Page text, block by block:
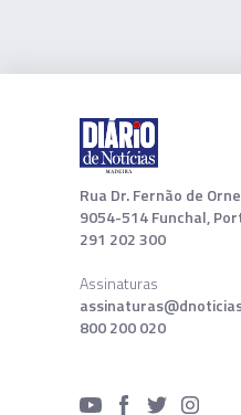
Rua Dr. Fernão de
9054-514 Funchal,
291 202 300
Assinaturas
800 200 020